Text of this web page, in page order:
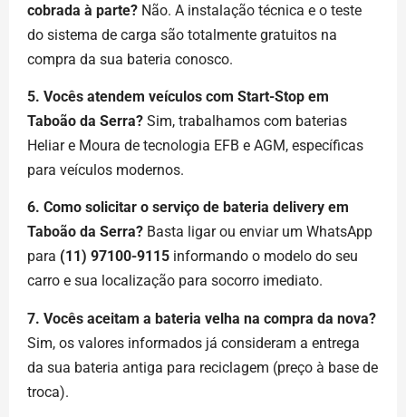
cobrada à parte? Não. A instalação técnica e o teste
do sistema de carga são totalmente gratuitos na
compra da sua bateria conosco.
5. Vocês atendem veículos com Start-Stop em
Taboão da Serra? Sim, trabalhamos com baterias
Heliar e Moura de tecnologia EFB e AGM, específicas
para veículos modernos.
6. Como solicitar o serviço de bateria delivery em
Taboão da Serra? Basta ligar ou enviar um WhatsApp
para (11) 97100-9115 informando o modelo do seu
carro e sua localização para socorro imediato.
7. Vocês aceitam a bateria velha na compra da nova?
Sim, os valores informados já consideram a entrega
da sua bateria antiga para reciclagem (preço à base de
troca).